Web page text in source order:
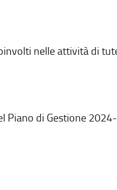
nelle attività di
Piano di Gestione